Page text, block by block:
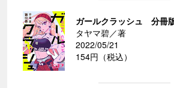
ガールクラッシュ 分冊
タヤマ碧／著
2022/05/21
154円（税込）